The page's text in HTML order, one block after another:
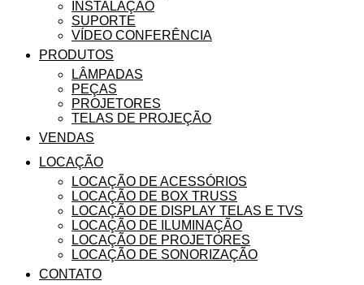
INSTALAÇÃO
SUPORTE
VÍDEO CONFERÊNCIA
PRODUTOS
LÂMPADAS
PEÇAS
PROJETORES
TELAS DE PROJEÇÃO
VENDAS
LOCAÇÃO
LOCAÇÃO DE ACESSÓRIOS
LOCAÇÃO DE BOX TRUSS
LOCAÇÃO DE DISPLAY TELAS E TVS
LOCAÇÃO DE ILUMINAÇÃO
LOCAÇÃO DE PROJETORES
LOCAÇÃO DE SONORIZAÇÃO
CONTATO